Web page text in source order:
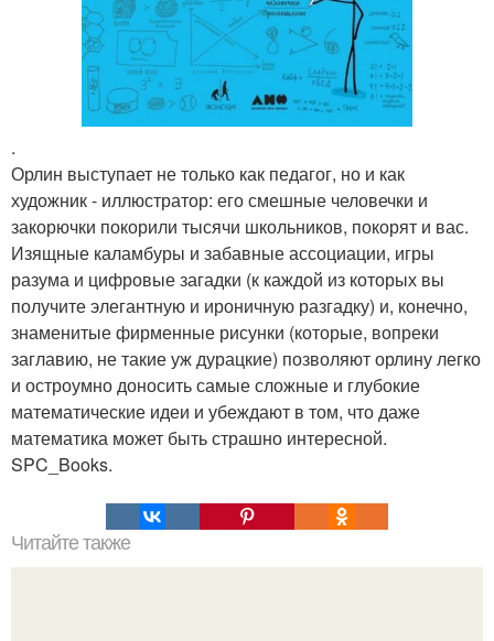
.
Орлин выступает не только как педагог, но и как
художник - иллюстратор: его смешные человечки и
закорючки покорили тысячи школьников, покорят и вас.
Изящные каламбуры и забавные ассоциации, игры
разума и цифровые загадки (к каждой из которых вы
получите элегантную и ироничную разгадку) и, конечно,
знаменитые фирменные рисунки (которые, вопреки
заглавию, не такие уж дурацкие) позволяют орлину легко
и остроумно доносить самые сложные и глубокие
математические идеи и убеждают в том, что даже
математика может быть страшно интересной.
SPC_Books.
Читайте также